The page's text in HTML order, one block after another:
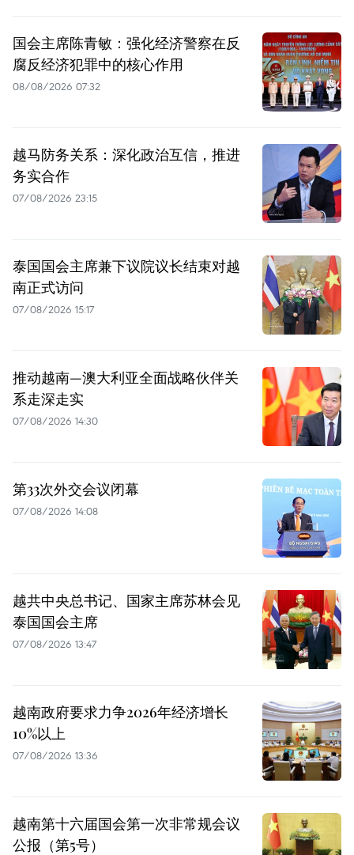
国会主席陈青敏：强化经济警察在反
腐反经济犯罪中的核心作用
08/08/2026 07:32
越马防务关系：深化政治互信，推进
务实合作
07/08/2026 23:15
泰国国会主席兼下议院议长结束对越
南正式访问
07/08/2026 15:17
推动越南—澳大利亚全面战略伙伴关
系走深走实
07/08/2026 14:30
第33次外交会议闭幕
07/08/2026 14:08
越共中央总书记、国家主席苏林会见
泰国国会主席
07/08/2026 13:47
越南政府要求力争2026年经济增长
10%以上
07/08/2026 13:36
越南第十六届国会第一次非常规会议
公报（第5号）